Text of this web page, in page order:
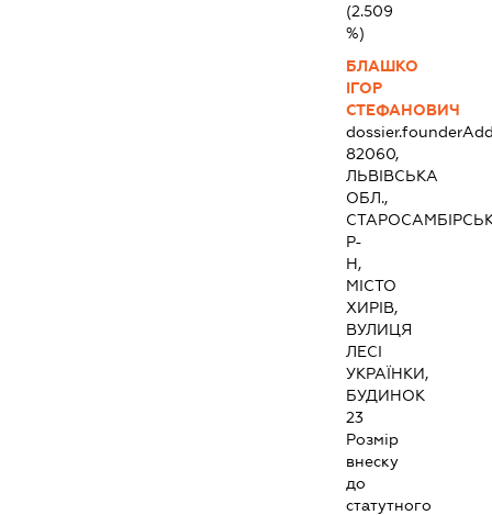
(2.509
%)
БЛАШКО
ІГОР
СТЕФАНОВИЧ
82060,
ЛЬВІВСЬКА
ОБЛ.,
Р-
Н,
МІСТО
ХИРІВ,
ВУЛИЦЯ
ЛЕСІ
УКРАЇНКИ,
БУДИНОК
23
Розмір
внеску
до
статутного